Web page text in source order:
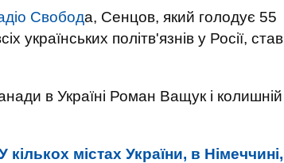
Свобода, Сенцов, який голодує 55
українських політв'язнів у Росії, став
в Україні Роман Ващук і колишній
містах України, в Німеччині,